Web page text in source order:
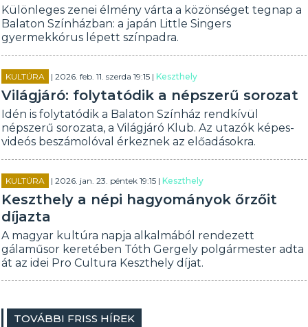
Különleges zenei élmény várta a közönséget tegnap a
Balaton Színházban: a japán Little Singers
gyermekkórus lépett színpadra.
KULTÚRA | 2026. feb. 11. szerda 19:15 |Keszthely
Világjáró: folytatódik a népszerű sorozat
Idén is folytatódik a Balaton Színház rendkívül
népszerű sorozata, a Világjáró Klub. Az utazók képes-
videós beszámolóval érkeznek az előadásokra.
KULTÚRA | 2026. jan. 23. péntek 19:15 |Keszthely
Keszthely a népi hagyományok őrzőit
díjazta
A magyar kultúra napja alkalmából rendezett
gálaműsor keretében Tóth Gergely polgármester adta
át az idei Pro Cultura Keszthely díjat.
TOVÁBBI FRISS HÍREK